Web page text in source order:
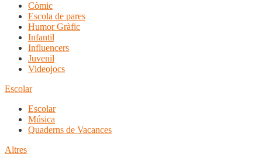
Còmic
Escola de pares
Humor Gràfic
Infantil
Influencers
Juvenil
Videojocs
Escolar
Escolar
Música
Quaderns de Vacances
Altres